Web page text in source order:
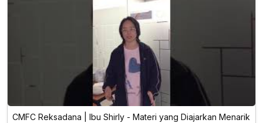
CMFC Reksadana | Ibu Shirly - Materi yang Diajarkan Menarik